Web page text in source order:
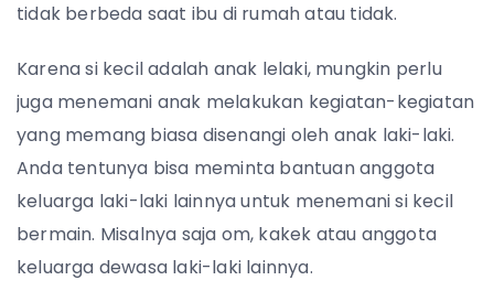
tidak berbeda saat ibu di rumah atau tidak.
Karena si kecil adalah anak lelaki, mungkin perlu
juga menemani anak melakukan kegiatan-kegiatan
yang memang biasa disenangi oleh anak laki-laki.
Anda tentunya bisa meminta bantuan anggota
keluarga laki-laki lainnya untuk menemani si kecil
bermain. Misalnya saja om, kakek atau anggota
keluarga dewasa laki-laki lainnya.